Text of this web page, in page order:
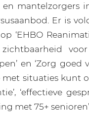
en mantelzorgers
Er is
‘EHBO
en ‘Zorg
situaties kunt
‘effectieve
met 75+